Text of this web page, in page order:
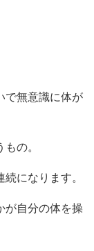
で無意識に体が
の。
になります。
が自分の体を操